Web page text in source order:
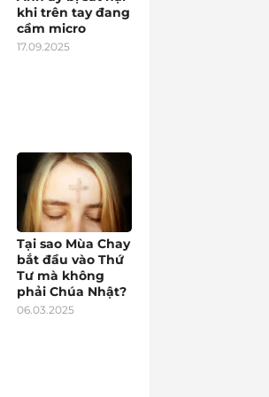
khi trên tay đang
cầm micro
17.09.2025
Tại sao Mùa Chay
bắt đầu vào Thứ
Tư mà không
phải Chúa Nhật?
06.03.2025